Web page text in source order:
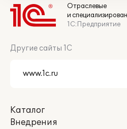
Отраслевые
и
1С:Предприятие
Другие сайты 1С
Каталог
Внедрения